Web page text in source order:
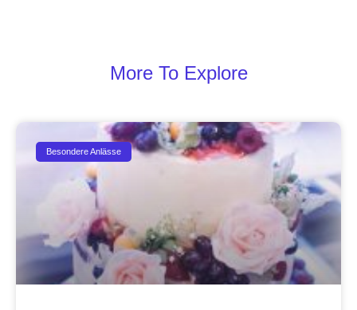
More To Explore
Besondere Anlässe